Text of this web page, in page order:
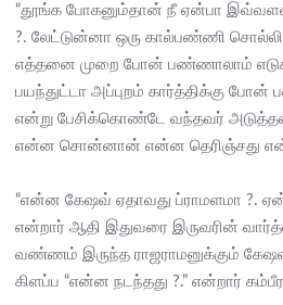
“தூங்க போகனும்தான் நீ ஏன்பா இவ்வளவு
?. லேட்டுன்னா ஒரு கால்பண்ணி சொல்லி
எத்தனை முறை போன் பண்ணாலாம்
பயந்துட்டா அப்புறம் கார்த்திக்கு போன்
என்று பேசிக்கொண்டே வந்தவர்
என்ன சொன்னான் என்ன தெரிஞ்சது
“என்ன கேஷவ் ஏதாவது ப்ராமளமா ?. ஏன்
என்றார் ஆதி இதுவரை இருவரின்
வண்ணம் இருந்த ராஜராமனுக்கும்
கிளப்ப “என்ன நடந்தது ?.” என்றார் கம்பீர